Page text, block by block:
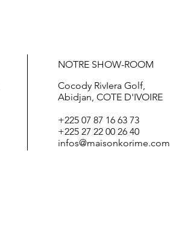
NOTRE SHOW-ROOM
Cocody RivIera Golf,
Abidjan, COTE D'IVOIRE
+225 07 87 16 63 73
+225 27 22 00 26 40
infos@maisonkorime.com